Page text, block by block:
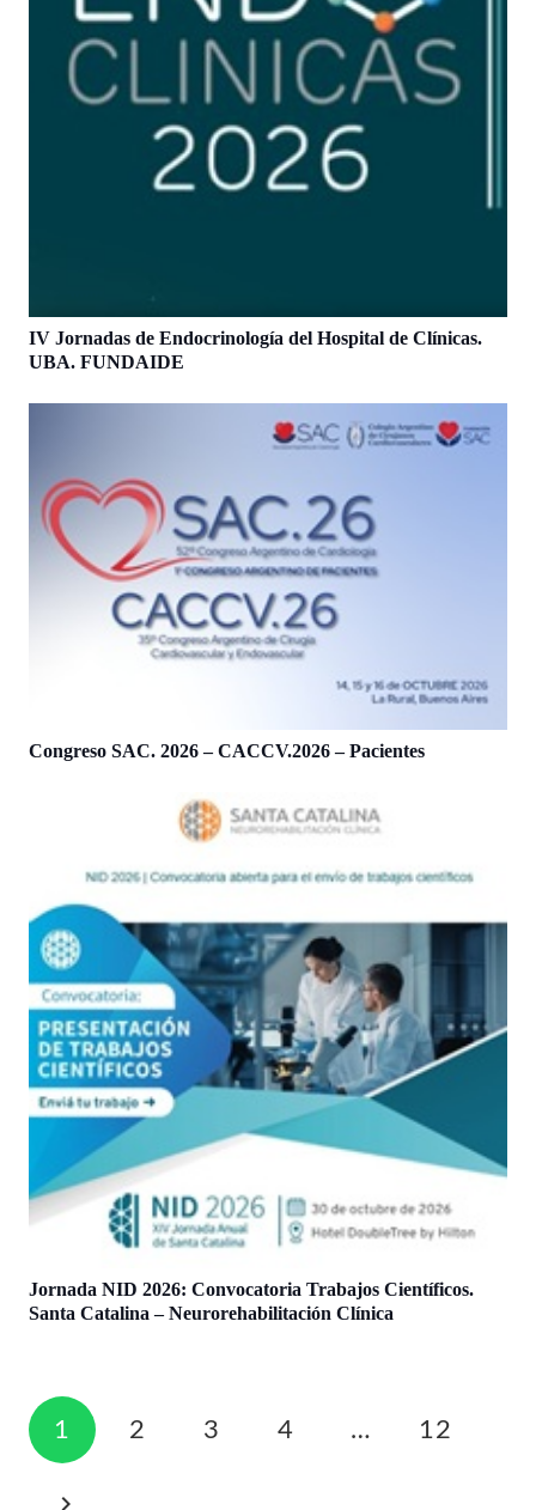
IV Jornadas de Endocrinología del Hospital de Clínicas.
UBA. FUNDAIDE
Congreso SAC. 2026 – CACCV.2026 – Pacientes
Jornada NID 2026: Convocatoria Trabajos Científicos.
Santa Catalina – Neurorehabilitación Clínica
1 2 3 4 … 12